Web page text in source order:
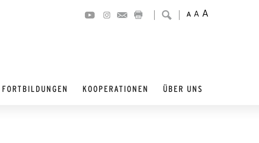
A A A
FORTBILDUNGEN KOOPERATIONEN ÜBER UNS